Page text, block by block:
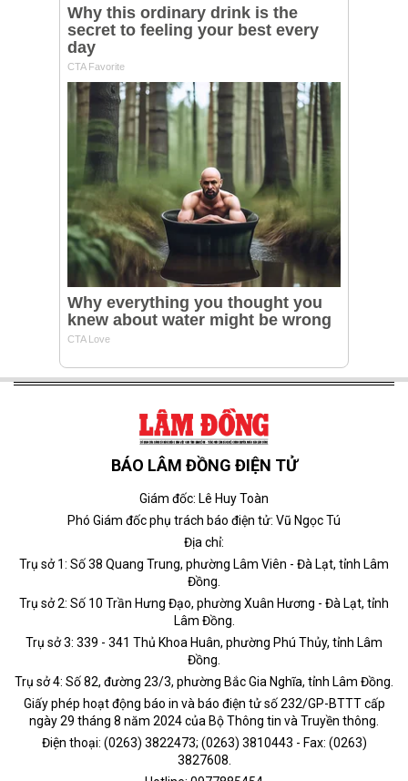
BÁO LÂM ĐỒNG ĐIỆN TỬ
Giám đốc: Lê Huy Toàn
Phó Giám đốc phụ trách báo điện tử: Vũ Ngọc Tú
Địa chỉ:
Trụ sở 1: Số 38 Quang Trung, phường Lâm Viên - Đà Lạt, tỉnh Lâm
Đồng.
Trụ sở 2: Số 10 Trần Hưng Đạo, phường Xuân Hương - Đà Lạt, tỉnh
Lâm Đồng.
Trụ sở 3: 339 - 341 Thủ Khoa Huân, phường Phú Thủy, tỉnh Lâm
Đồng.
Trụ sở 4: Số 82, đường 23/3, phường Bắc Gia Nghĩa, tỉnh Lâm Đồng.
Giấy phép hoạt động báo in và báo điện tử số 232/GP-BTTT cấp
ngày 29 tháng 8 năm 2024 của Bộ Thông tin và Truyền thông.
Điện thoại: (0263) 3822473; (0263) 3810443 - Fax: (0263)
3827608.